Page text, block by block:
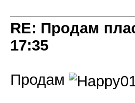
RE: Продам
17:35
Продам